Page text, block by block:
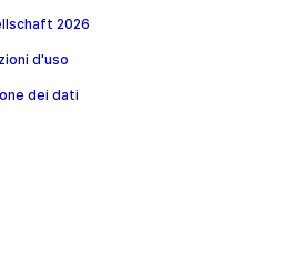
2026
d'uso
dei dati